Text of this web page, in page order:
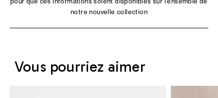
notre nouvelle collection
Vous pourriez aimer